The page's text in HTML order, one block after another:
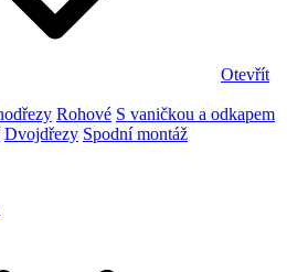
Otevřít
Rohové S vaničkou a odkapem
Dvojdřezy Spodní montáž